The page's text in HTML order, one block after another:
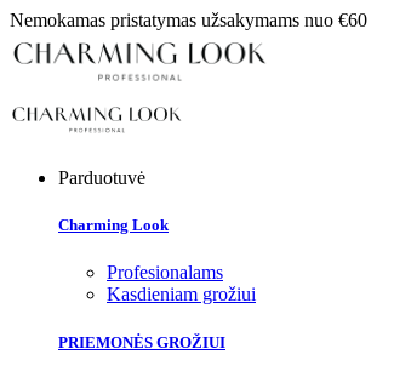
Nemokamas pristatymas užsakymams nuo €60
Parduotuvė
Charming Look
Profesionalams
Kasdieniam grožiui
PRIEMONĖS GROŽIUI